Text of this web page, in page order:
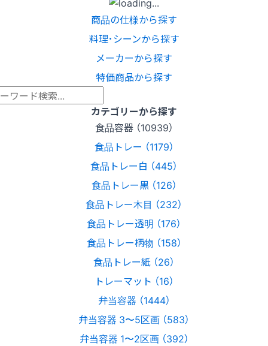
商品の仕様から探す
料理･シーンから探す
メーカーから探す
特価商品から探す
カテゴリーから探す
食品容器 （10939）
食品トレー （1179）
食品トレー白 （445）
食品トレー黒 （126）
食品トレー木目 （232）
食品トレー透明 （176）
食品トレー柄物 （158）
食品トレー紙 （26）
トレーマット （16）
弁当容器 （1444）
弁当容器 3〜5区画 （583）
弁当容器 1〜2区画 （392）